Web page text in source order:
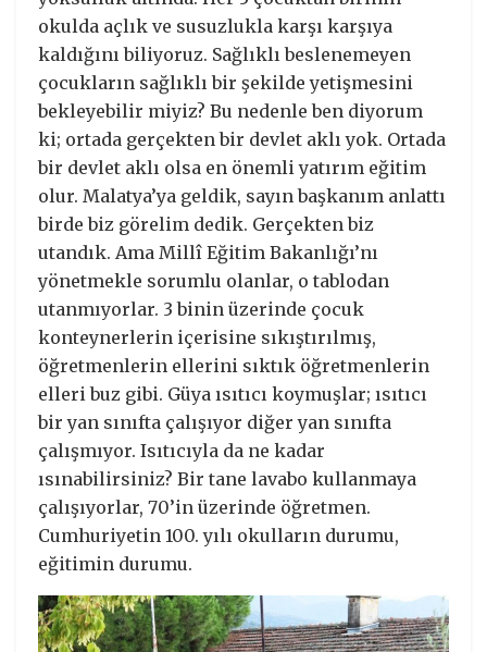
okulda açlık ve susuzlukla karşı karşıya
kaldığını biliyoruz. Sağlıklı beslenemeyen
çocukların sağlıklı bir şekilde yetişmesini
bekleyebilir miyiz? Bu nedenle ben diyorum
ki; ortada gerçekten bir devlet aklı yok. Ortada
bir devlet aklı olsa en önemli yatırım eğitim
olur. Malatya’ya geldik, sayın başkanım anlattı
birde biz görelim dedik. Gerçekten biz
utandık. Ama Millî Eğitim Bakanlığı’nı
yönetmekle sorumlu olanlar, o tablodan
utanmıyorlar. 3 binin üzerinde çocuk
konteynerlerin içerisine sıkıştırılmış,
öğretmenlerin ellerini sıktık öğretmenlerin
elleri buz gibi. Güya ısıtıcı koymuşlar; ısıtıcı
bir yan sınıfta çalışıyor diğer yan sınıfta
çalışmıyor. Isıtıcıyla da ne kadar
ısınabilirsiniz? Bir tane lavabo kullanmaya
çalışıyorlar, 70’in üzerinde öğretmen.
Cumhuriyetin 100. yılı okulların durumu,
eğitimin durumu.